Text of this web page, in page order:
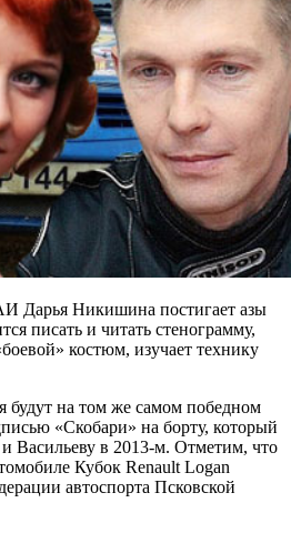
Дарья Никишина постигает азы
писать и читать стенограмму,
костюм, изучает технику
будут на том же самом победном
«Скобари» на борту, который
Васильеву в 2013-м. Отметим, что
Кубок Renault Logan
автоспорта Псковской